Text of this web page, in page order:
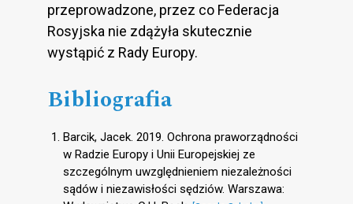
przeprowadzone, przez co Federacja
Rosyjska nie zdążyła skutecznie
wystąpić z Rady Europy.
Bibliografia
Barcik, Jacek. 2019. Ochrona praworządności
w Radzie Europy i Unii Europejskiej ze
szczególnym uwzględnieniem niezależności
sądów i niezawisłości sędziów. Warszawa: